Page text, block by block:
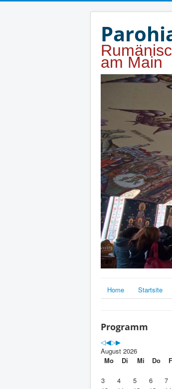
am Main
Home Startsite
Programm
August 2026
Mo
Di Mi Do
3
4 5 6 7